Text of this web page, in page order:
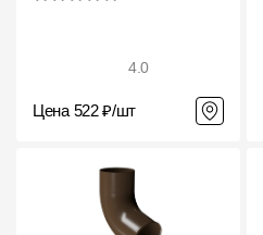
4.0
Цена 522 ₽/шт